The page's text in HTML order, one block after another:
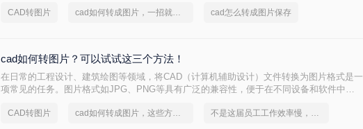
法。
CAD转图片 cad如何转成图片，一招就能轻松搞定 cad怎么转成图片保存
cad如何转图片？可以试试这三个方法！
在日常的工程设计、建筑绘图等领域，将CAD（计算机辅助设计）文件转换为图片格式是一
项常见的任务。图片格式如JPG、PNG等具有广泛的兼容性，便于在不同设备和软件中查
CAD转图片 cad如何转成图片，这些方法可以帮到你 不是这届员工工作效率慢，是你不会cad转图片这一招！